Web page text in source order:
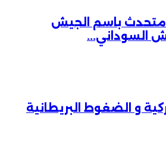
باسم الجيش
السوداني...
و الضغوط البريطانية